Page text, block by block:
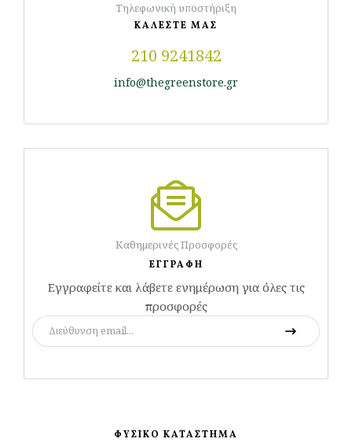
Τηλεφωνική υποστήριξη
ΚΑΛΕΣΤΕ ΜΑΣ
210 9241842
info@thegreenstore.gr
Καθημερινές Προσφορές
ΕΓΓΡΑΦΗ
Εγγραφείτε και λάβετε ενημέρωση για όλες τις
προσφορές
ΦΥΣΙΚΟ ΚΑΤΑΣΤΗΜΑ